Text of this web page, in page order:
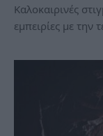
Καλοκαιρινές
εμπειρίες με την